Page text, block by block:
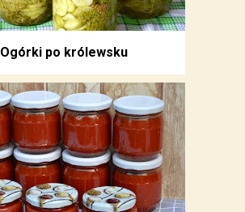
Ogórki po królewsku